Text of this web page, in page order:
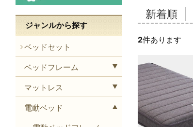
ジャンルから探す
ベッドセット
ベッドフレーム
マットレス
電動ベッド
新着順
2件あります